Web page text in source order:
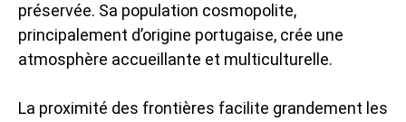
préservée. Sa population cosmopolite,
principalement d’origine portugaise, crée une
atmosphère accueillante et multiculturelle.
La proximité des frontières facilite grandement les